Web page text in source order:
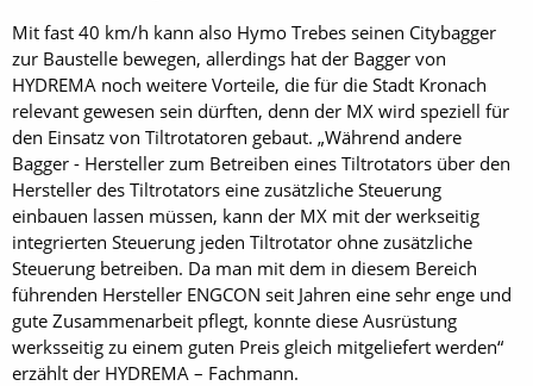
Mit fast 40 km/h kann also Hymo Trebes seinen Citybagger
zur Baustelle bewegen, allerdings hat der Bagger von
HYDREMA noch weitere Vorteile, die für die Stadt Kronach
relevant gewesen sein dürften, denn der MX wird speziell für
den Einsatz von Tiltrotatoren gebaut. „Während andere
Bagger - Hersteller zum Betreiben eines Tiltrotators über den
Hersteller des Tiltrotators eine zusätzliche Steuerung
einbauen lassen müssen, kann der MX mit der werkseitig
integrierten Steuerung jeden Tiltrotator ohne zusätzliche
Steuerung betreiben. Da man mit dem in diesem Bereich
führenden Hersteller ENGCON seit Jahren eine sehr enge und
gute Zusammenarbeit pflegt, konnte diese Ausrüstung
werksseitig zu einem guten Preis gleich mitgeliefert werden“
erzählt der HYDREMA – Fachmann.